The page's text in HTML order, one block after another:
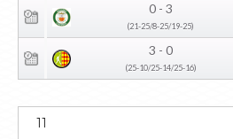
0 - 3
(21-25/8-25/19-25)
3 - 0
(25-10/25-14/25-16)
11